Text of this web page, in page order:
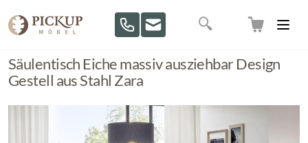
Suche
Säulentisch Eiche massiv ausziehbar Design
Gestell aus Stahl Zara